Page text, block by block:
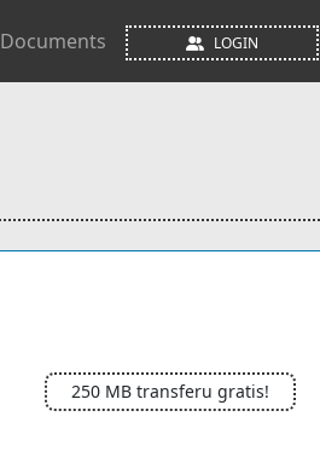
Documents LOGIN
250 MB transferu gratis!